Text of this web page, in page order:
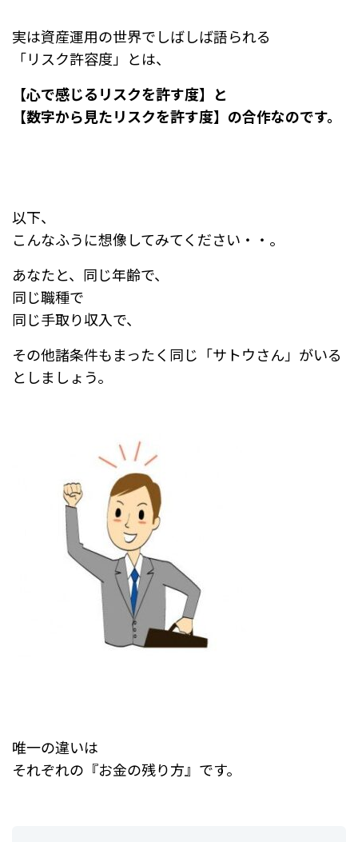
実は資産運用の世界でしばしば語られる
「リスク許容度」とは、
【心で感じるリスクを許す度】と
【数字から見たリスクを許す度】の合作なのです。
以下、
こんなふうに想像してみてください・・。
あなたと、同じ年齢で、
同じ職種で
同じ手取り収入で、
その他諸条件もまったく同じ「サトウさん」がいる
としましょう。
唯一の違いは
それぞれの『お金の残り方』です。